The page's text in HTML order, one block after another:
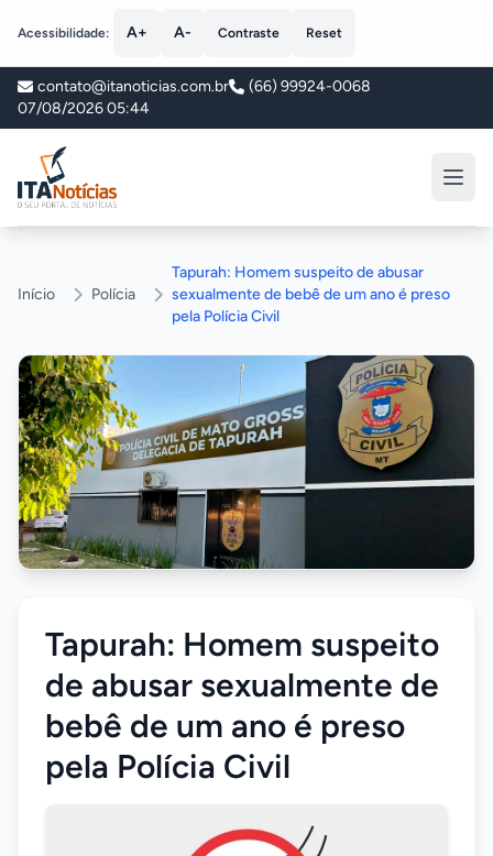
Acessibilidade: A+ A- Contraste Reset
contato@itanoticias.com.br
(66) 99924-0068
07/08/2026 05:44
ITA Notícias
Início Polícia
Tapurah: Homem suspeito de abusar
sexualmente de bebê de um ano é preso
pela Polícia Civil
Tapurah: Homem suspeito
de abusar sexualmente de
bebê de um ano é preso
pela Polícia Civil